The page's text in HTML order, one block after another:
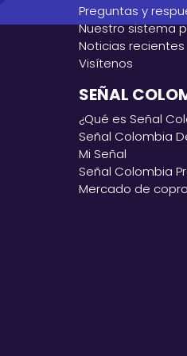
Preguntas y
Nuestro sistema
Noticias recientes
Visítenos
SEÑAL
¿Qué es Señal
Señal Colombia
Mi Señal
Señal Colombia
Mercado de